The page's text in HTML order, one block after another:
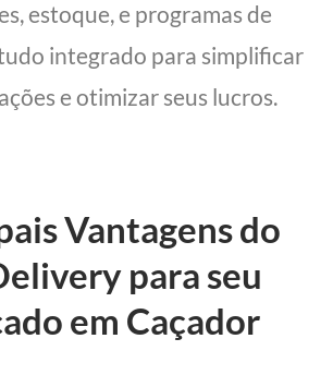
estoque, e programas de
integrado para simplificar
e otimizar seus lucros.
Vantagens do
para seu
em Caçador